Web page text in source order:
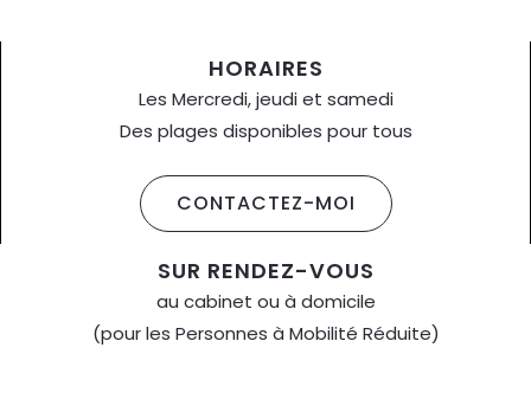
HORAIRES
Les Mercredi, jeudi et samedi
Des plages disponibles pour tous
CONTACTEZ-MOI
SUR RENDEZ-VOUS
au cabinet ou à domicile
(pour les Personnes à Mobilité Réduite)